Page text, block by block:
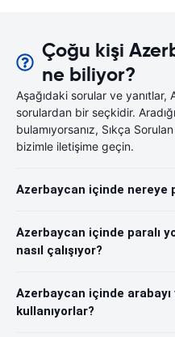
Çoğu kişi
ne biliyor?
Aşağıdaki sorular ve
sorulardan bir seçkidir.
bulamıyorsanız, Sıkça
bizimle iletişime geçin.
Azerbaycan içinde nereye
Azerbaycan içinde paralı
nasıl çalışıyor?
Azerbaycan içinde
kullanıyorlar?